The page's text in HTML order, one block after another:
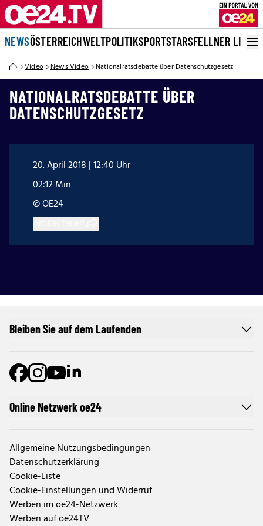
NEWSÖSTERREICHWELTPOLITIKSPORTSTARSFELLNER LIVE
Video News Video Nationalratsdebatte über Datenschutzgesetz
NATIONALRATSDEBATTE ÜBER
DATENSCHUTZGESETZ
20. April 2018 | 12:40 Uhr
02:12 Min
© OE24
Online Netzwerk oe24
Allgemeine Nutzungsbedingungen
Datenschutzerklärung
Cookie-Liste
Cookie-Einstellungen und Widerruf
Werben im oe24-Netzwerk
Werben auf oe24TV
Bleiben Sie auf dem Laufenden